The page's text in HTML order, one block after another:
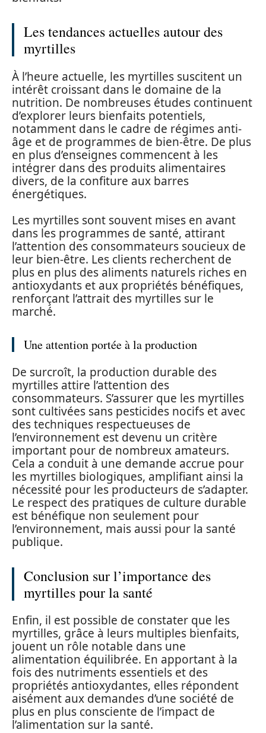
Les tendances actuelles autour des
myrtilles
À l’heure actuelle, les myrtilles suscitent un
intérêt croissant dans le domaine de la
nutrition. De nombreuses études continuent
d’explorer leurs bienfaits potentiels,
notamment dans le cadre de régimes anti-
âge et de programmes de bien-être. De plus
en plus d’enseignes commencent à les
intégrer dans des produits alimentaires
divers, de la confiture aux barres
énergétiques.
Les myrtilles sont souvent mises en avant
dans les programmes de santé, attirant
l’attention des consommateurs soucieux de
leur bien-être. Les clients recherchent de
plus en plus des aliments naturels riches en
antioxydants et aux propriétés bénéfiques,
renforçant l’attrait des myrtilles sur le
marché.
Une attention portée à la production
De surcroît, la production durable des
myrtilles attire l’attention des
consommateurs. S’assurer que les myrtilles
sont cultivées sans pesticides nocifs et avec
des techniques respectueuses de
l’environnement est devenu un critère
important pour de nombreux amateurs.
Cela a conduit à une demande accrue pour
les myrtilles biologiques, amplifiant ainsi la
nécessité pour les producteurs de s’adapter.
Le respect des pratiques de culture durable
est bénéfique non seulement pour
l’environnement, mais aussi pour la santé
publique.
Conclusion sur l’importance des
myrtilles pour la santé
Enfin, il est possible de constater que les
myrtilles, grâce à leurs multiples bienfaits,
jouent un rôle notable dans une
alimentation équilibrée. En apportant à la
fois des nutriments essentiels et des
propriétés antioxydantes, elles répondent
aisément aux demandes d’une société de
plus en plus consciente de l’impact de
l’alimentation sur la santé.